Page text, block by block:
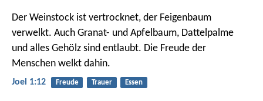
Der Weinstock ist vertrocknet, der Feigenbaum
verwelkt. Auch Granat- und Apfelbaum, Dattelpalme
und alles Gehölz sind entlaubt. Die Freude der
Menschen welkt dahin.
Joel 1:12 Freude Trauer Essen